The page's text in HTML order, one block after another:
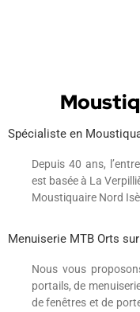
Spécialiste en
Depuis 40 ans,
est basée à La
Moustiquaire Nord
Menuiserie MTB Orts
Nous vous
portails, de
de fenêtres et de